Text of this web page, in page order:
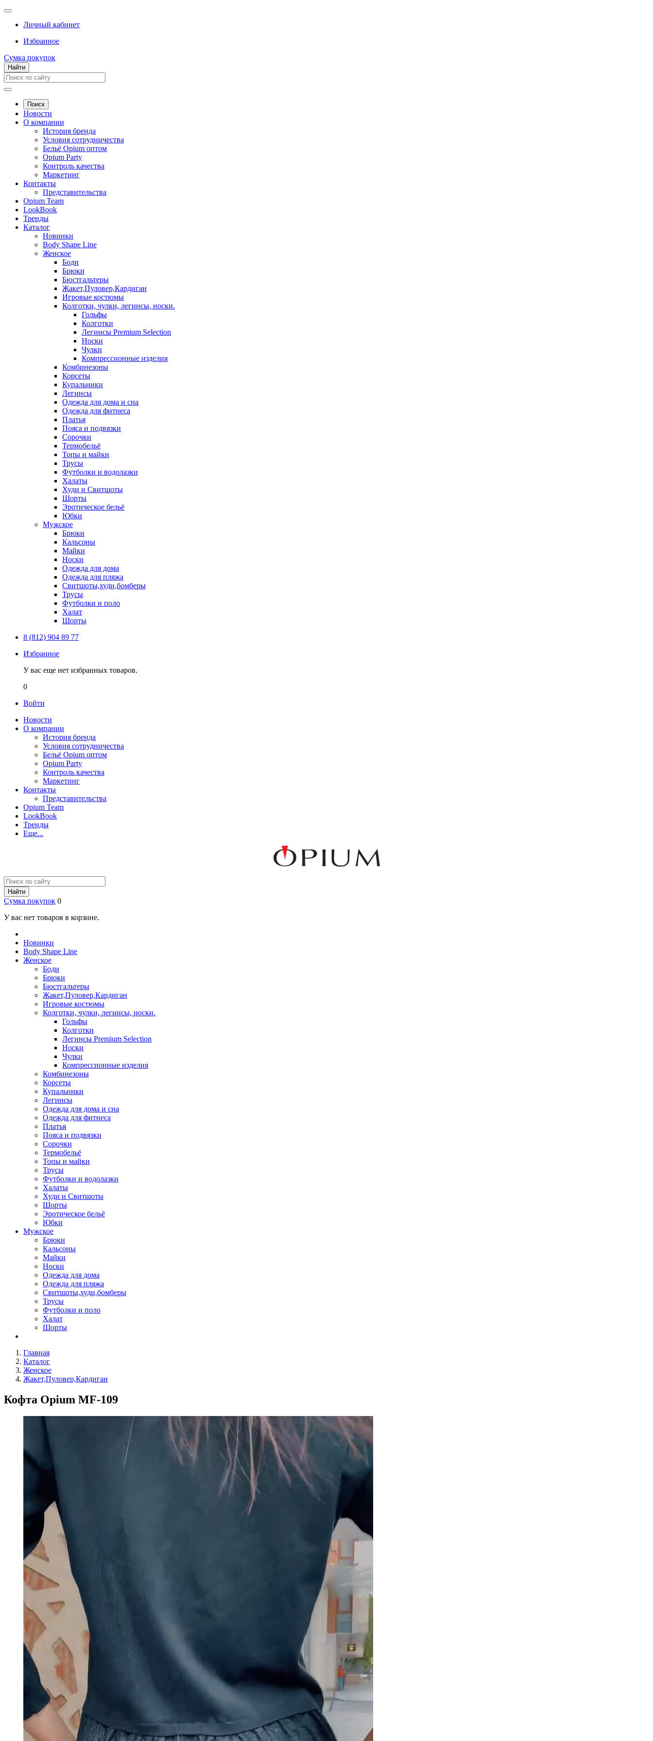
Личный кабинет
Избранное
Сумка покупок
Найти
Поиск
Новости
О компании
История бренда
Условия сотрудничества
Бельё Opium оптом
Opium Party
Контроль качества
Маркетинг
Контакты
Представительства
Opium Team
LookBook
Тренды
Каталог
Новинки
Body Shape Line
Женское
Боди
Брюки
Бюстгальтеры
Жакет,Пуловер,Кардиган
Игровые костюмы
Колготки, чулки, легинсы, носки.
Гольфы
Колготки
Легинсы Premium Selection
Носки
Чулки
Компрессионные изделия
Комбинезоны
Корсеты
Купальники
Легинсы
Одежда для дома и сна
Одежда для фитнеса
Платья
Пояса и подвязки
Сорочки
Термобельё
Топы и майки
Трусы
Футболки и водолазки
Халаты
Худи и Свитшоты
Шорты
Эротическое бельё
Юбки
Мужское
Брюки
Кальсоны
Майки
Носки
Одежда для дома
Одежда для пляжа
Свитшоты,худи,бомберы
Трусы
Футболки и поло
Халат
Шорты
8 (812) 904 89 77
Избранное
У вас еще нет избранных товаров.
0
Войти
Новости
О компании
История бренда
Условия сотрудничества
Бельё Opium оптом
Opium Party
Контроль качества
Маркетинг
Контакты
Представительства
Opium Team
LookBook
Тренды
Еще...
Найти
Сумка покупок 0
У вас нет товаров в корзине.
Новинки
Body Shape Line
Женское
Боди
Брюки
Бюстгальтеры
Жакет,Пуловер,Кардиган
Игровые костюмы
Колготки, чулки, легинсы, носки.
Гольфы
Колготки
Легинсы Premium Selection
Носки
Чулки
Компрессионные изделия
Комбинезоны
Корсеты
Купальники
Легинсы
Одежда для дома и сна
Одежда для фитнеса
Платья
Пояса и подвязки
Сорочки
Термобельё
Топы и майки
Трусы
Футболки и водолазки
Халаты
Худи и Свитшоты
Шорты
Эротическое бельё
Юбки
Мужское
Брюки
Кальсоны
Майки
Носки
Одежда для дома
Одежда для пляжа
Свитшоты,худи,бомберы
Трусы
Футболки и поло
Халат
Шорты
Главная
Каталог
Женское
Жакет,Пуловер,Кардиган
Кофта Opium MF-109